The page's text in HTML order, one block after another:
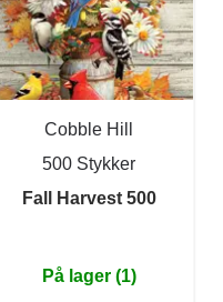
Cobble Hill
500 Stykker
Fall Harvest 500
På lager (1)